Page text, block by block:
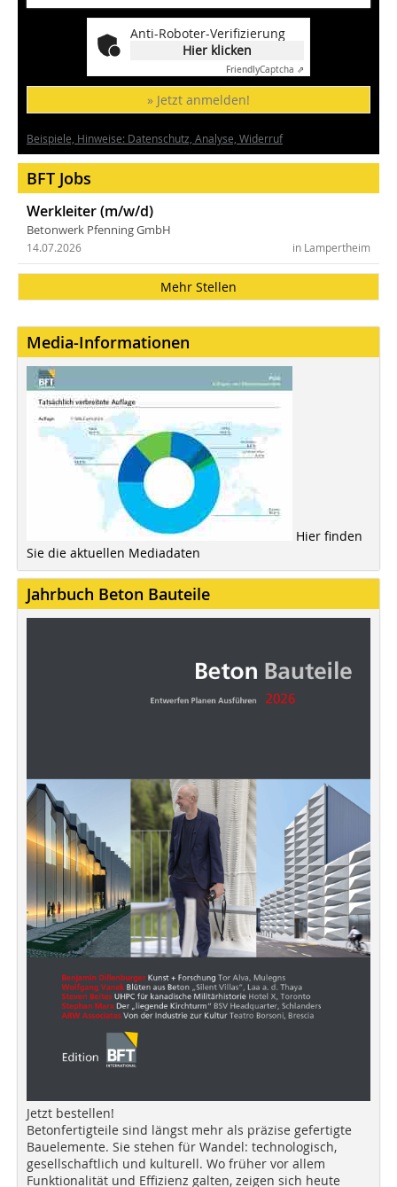
Anti-Roboter-Verifizierung
Hier klicken
FriendlyCaptcha ⇗
» Jetzt anmelden!
Beispiele, Hinweise: Datenschutz, Analyse, Widerruf
BFT Jobs
Werkleiter (m/w/d)
Betonwerk Pfenning GmbH
in Lampertheim
14.07.2026
Mehr Stellen
Media-Informationen
Hier finden
Sie die aktuellen Mediadaten
Jahrbuch Beton Bauteile
Jetzt bestellen!
Betonfertigteile sind längst mehr als präzise gefertigte
Bauelemente. Sie stehen für Wandel: technologisch,
gesellschaftlich und kulturell. Wo früher vor allem
Funktionalität und Effizienz galten, zeigen sich heute